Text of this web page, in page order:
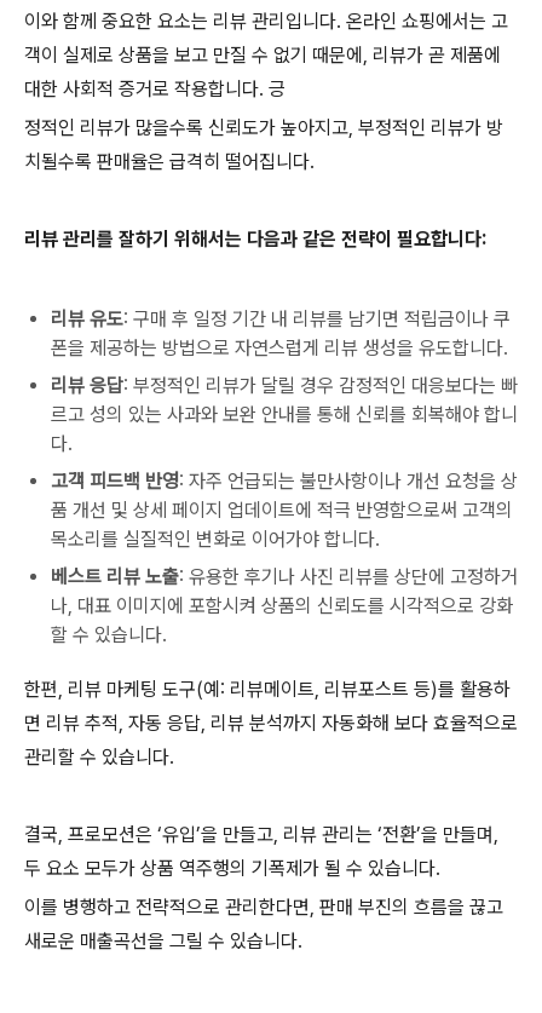
이와 함께 중요한 요소는 리뷰 관리입니다. 온라인 쇼핑에서는 고
객이 실제로 상품을 보고 만질 수 없기 때문에, 리뷰가 곧 제품에
대한 사회적 증거로 작용합니다. 긍
정적인 리뷰가 많을수록 신뢰도가 높아지고, 부정적인 리뷰가 방
치될수록 판매율은 급격히 떨어집니다.
리뷰 관리를 잘하기 위해서는 다음과 같은 전략이 필요합니다:
리뷰 유도: 구매 후 일정 기간 내 리뷰를 남기면 적립금이나 쿠
폰을 제공하는 방법으로 자연스럽게 리뷰 생성을 유도합니다.
리뷰 응답: 부정적인 리뷰가 달릴 경우 감정적인 대응보다는 빠
르고 성의 있는 사과와 보완 안내를 통해 신뢰를 회복해야 합니
다.
고객 피드백 반영: 자주 언급되는 불만사항이나 개선 요청을 상
품 개선 및 상세 페이지 업데이트에 적극 반영함으로써 고객의
목소리를 실질적인 변화로 이어가야 합니다.
베스트 리뷰 노출: 유용한 후기나 사진 리뷰를 상단에 고정하거
나, 대표 이미지에 포함시켜 상품의 신뢰도를 시각적으로 강화
할 수 있습니다.
한편, 리뷰 마케팅 도구(예: 리뷰메이트, 리뷰포스트 등)를 활용하
면 리뷰 추적, 자동 응답, 리뷰 분석까지 자동화해 보다 효율적으로
관리할 수 있습니다.
결국, 프로모션은 ‘유입’을 만들고, 리뷰 관리는 ‘전환’을 만들며,
두 요소 모두가 상품 역주행의 기폭제가 될 수 있습니다.
이를 병행하고 전략적으로 관리한다면, 판매 부진의 흐름을 끊고
새로운 매출곡선을 그릴 수 있습니다.